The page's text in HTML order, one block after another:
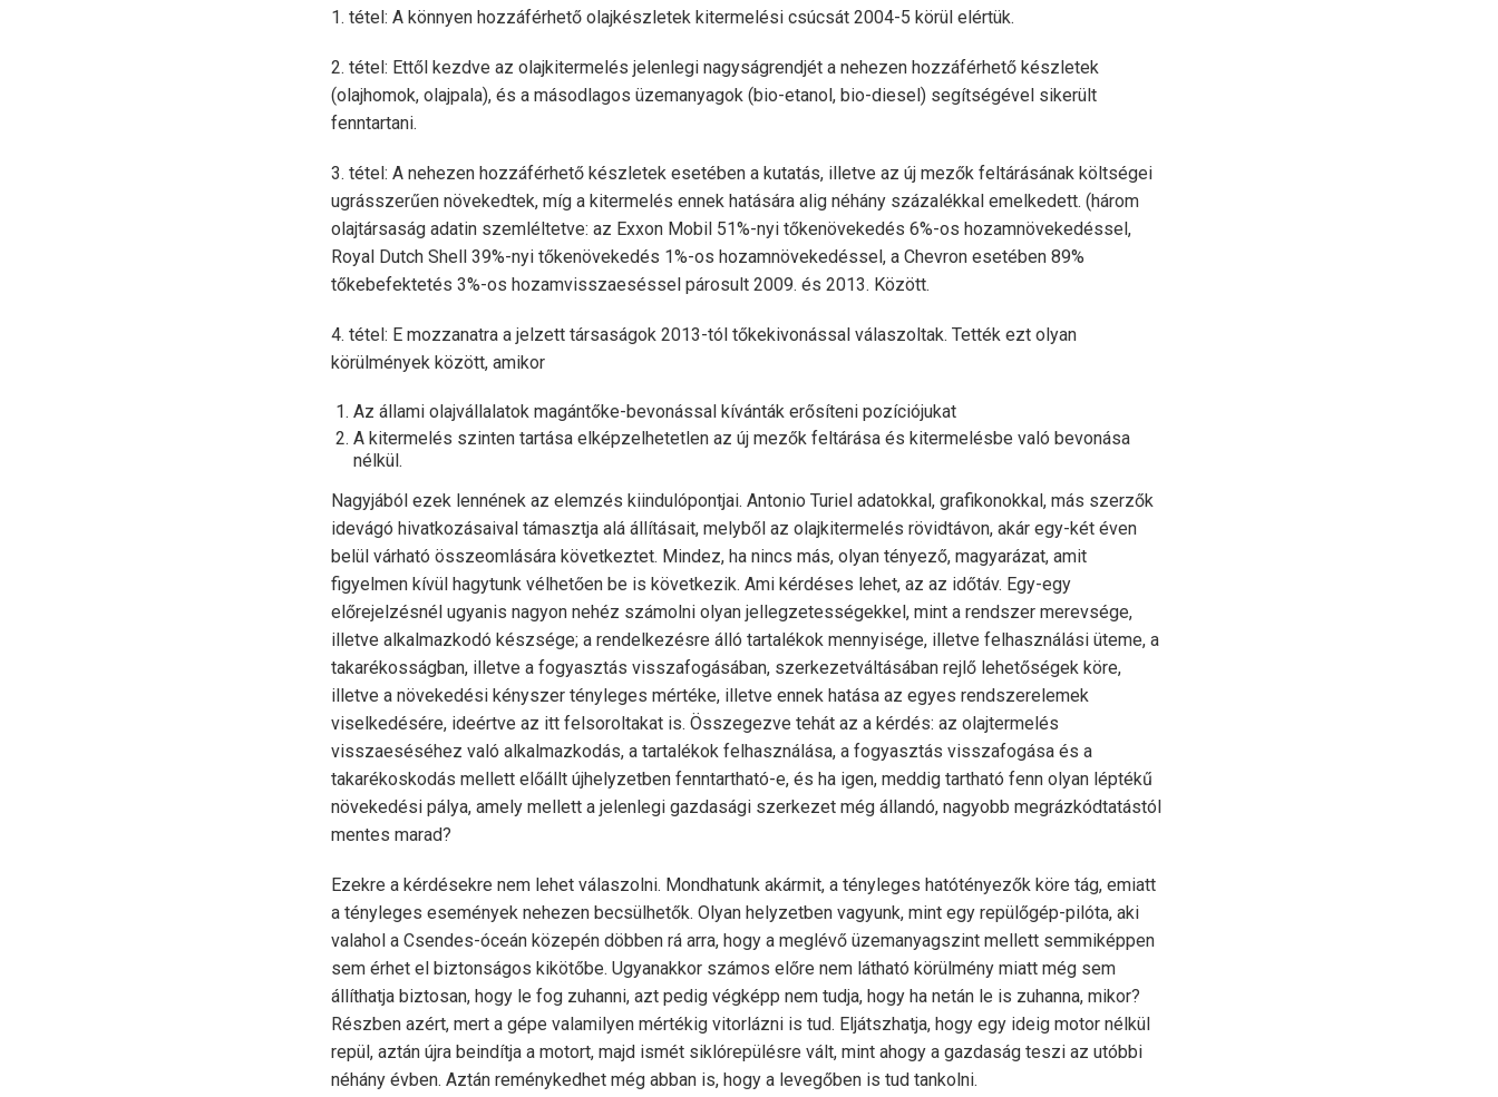
1. tétel: A könnyen hozzáférhető olajkészletek kitermelési csúcsát 2004-5 körül elértük.
2. tétel: Ettől kezdve az olajkitermelés jelenlegi nagyságrendjét a nehezen hozzáférhető készletek
(olajhomok, olajpala), és a másodlagos üzemanyagok (bio-etanol, bio-diesel) segítségével sikerült
fenntartani.
3. tétel: A nehezen hozzáférhető készletek esetében a kutatás, illetve az új mezők feltárásának költségei
ugrásszerűen növekedtek, míg a kitermelés ennek hatására alig néhány százalékkal emelkedett. (három
olajtársaság adatin szemléltetve: az Exxon Mobil 51%-nyi tőkenövekedés 6%-os hozamnövekedéssel,
Royal Dutch Shell 39%-nyi tőkenövekedés 1%-os hozamnövekedéssel, a Chevron esetében 89%
tőkebefektetés 3%-os hozamvisszaeséssel párosult 2009. és 2013. Között.
4. tétel: E mozzanatra a jelzett társaságok 2013-tól tőkekivonással válaszoltak. Tették ezt olyan
körülmények között, amikor
Az állami olajvállalatok magántőke-bevonással kívánták erősíteni pozíciójukat
A kitermelés szinten tartása elképzelhetetlen az új mezők feltárása és kitermelésbe való bevonása
nélkül.
Nagyjából ezek lennének az elemzés kiindulópontjai. Antonio Turiel adatokkal, grafikonokkal, más szerzők
idevágó hivatkozásaival támasztja alá állításait, melyből az olajkitermelés rövidtávon, akár egy-két éven
belül várható összeomlására következtet. Mindez, ha nincs más, olyan tényező, magyarázat, amit
figyelmen kívül hagytunk vélhetően be is következik. Ami kérdéses lehet, az az időtáv. Egy-egy
előrejelzésnél ugyanis nagyon nehéz számolni olyan jellegzetességekkel, mint a rendszer merevsége,
illetve alkalmazkodó készsége; a rendelkezésre álló tartalékok mennyisége, illetve felhasználási üteme, a
takarékosságban, illetve a fogyasztás visszafogásában, szerkezetváltásában rejlő lehetőségek köre,
illetve a növekedési kényszer tényleges mértéke, illetve ennek hatása az egyes rendszerelemek
viselkedésére, ideértve az itt felsoroltakat is. Összegezve tehát az a kérdés: az olajtermelés
visszaeséséhez való alkalmazkodás, a tartalékok felhasználása, a fogyasztás visszafogása és a
takarékoskodás mellett előállt újhelyzetben fenntartható-e, és ha igen, meddig tartható fenn olyan léptékű
növekedési pálya, amely mellett a jelenlegi gazdasági szerkezet még állandó, nagyobb megrázkódtatástól
mentes marad?
Ezekre a kérdésekre nem lehet válaszolni. Mondhatunk akármit, a tényleges hatótényezők köre tág, emiatt
a tényleges események nehezen becsülhetők. Olyan helyzetben vagyunk, mint egy repülőgép-pilóta, aki
valahol a Csendes-óceán közepén döbben rá arra, hogy a meglévő üzemanyagszint mellett semmiképpen
sem érhet el biztonságos kikötőbe. Ugyanakkor számos előre nem látható körülmény miatt még sem
állíthatja biztosan, hogy le fog zuhanni, azt pedig végképp nem tudja, hogy ha netán le is zuhanna, mikor?
Részben azért, mert a gépe valamilyen mértékig vitorlázni is tud. Eljátszhatja, hogy egy ideig motor nélkül
repül, aztán újra beindítja a motort, majd ismét siklórepülésre vált, mint ahogy a gazdaság teszi az utóbbi
néhány évben. Aztán reménykedhet még abban is, hogy a levegőben is tud tankolni.